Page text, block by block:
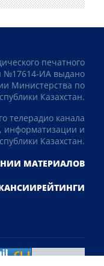
печатного
№17614-ИА выдано
Министерства по
Казахстан.
телерадио канала
информатизации и
Казахстан.
МАТЕРИАЛОВ
РЕЙТИНГИ